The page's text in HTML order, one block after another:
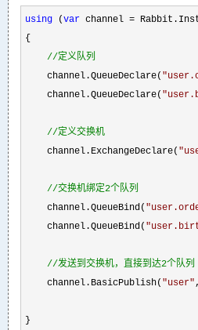
using (var channel =
{
//定义队列
    channel.QueueDeclare(
"
    channel.QueueDeclare(
"
//定义交换机
    channel.ExchangeDeclare(
"
//交换机绑定2个队列
    channel.QueueBind(
"
    channel.QueueBind(
"
//发送到交换机，直接到达2个队列
    channel.BasicPublish(
"user"
}